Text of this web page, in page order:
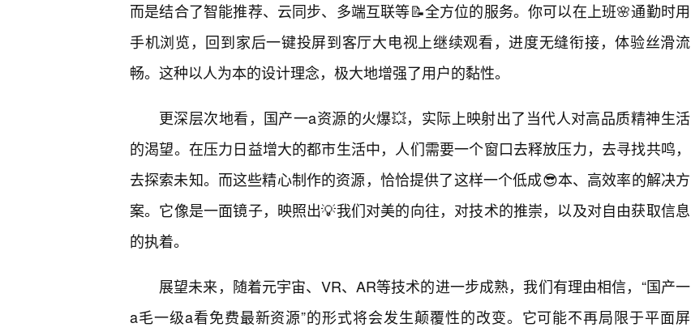
而是结合了智能推荐、云同步、多端互联等📝全方位的服务。你可以在上班🌸通勤时用
手机浏览，回到家后一键投屏到客厅大电视上继续观看，进度无缝衔接，体验丝滑流
畅。这种以人为本的设计理念，极大地增强了用户的黏性。
更深层次地看，国产一a资源的火爆💥，实际上映射出了当代人对高品质精神生活
的渴望。在压力日益增大的都市生活中，人们需要一个窗口去释放压力，去寻找共鸣，
去探索未知。而这些精心制作的资源，恰恰提供了这样一个低成😎本、高效率的解决方
案。它像是一面镜子，映照出💡我们对美的向往，对技术的推崇，以及对自由获取信息
的执着。
展望未来，随着元宇宙、VR、AR等技术的进一步成熟，我们有理由相信，“国产一
a毛一级a看免费最新资源”的形式将会发生颠覆性的改变。它可能不再局限于平面屏